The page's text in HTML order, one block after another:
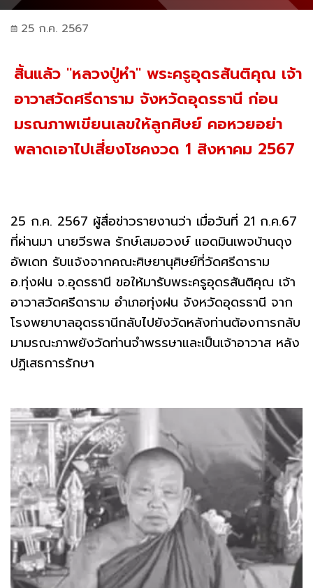
25 ก.ค. 2567
สิ้นแล้ว "หลวงปู่หำ" พระครูอุดรสันติคุณ เจ้า
อาวาสวัดศรีดาราม จังหวัดอุดรธานี ก่อน
มรณภาพเขียนเลขให้ลูกศิษย์ คอหวยอย่า
พลาดเอาไปเสี่ยงโชคงวด 1 สิงหาคม 2567
25 ก.ค. 2567 ผู้สื่อข่าวรายงานว่า เมื่อวันที่ 21 ก.ค.67
ที่ผ่านมา นายวีรพล รักษ์เสมอวงษ์ แอดมินเพจบ้านดุง
อัพเดท รับแจ้งจากคณะศิษยานุศิษย์ที่วัดศรีดาราม
อ.ทุ่งฝน จ.อุดรธานี ขอให้มารับพระครูอุดรสันติคุณ เจ้า
อาวาสวัดศรีดาราม อำเภอทุ่งฝน จังหวัดอุดรธานี จาก
โรงพยาบาลอุดรธานีกลับไปยังวัดหลังท่านต้องการกลับ
มามรณะภาพยังวัดท่านจำพรรษาและเป็นเจ้าอาวาส หลัง
ปฏิเสธการรักษา